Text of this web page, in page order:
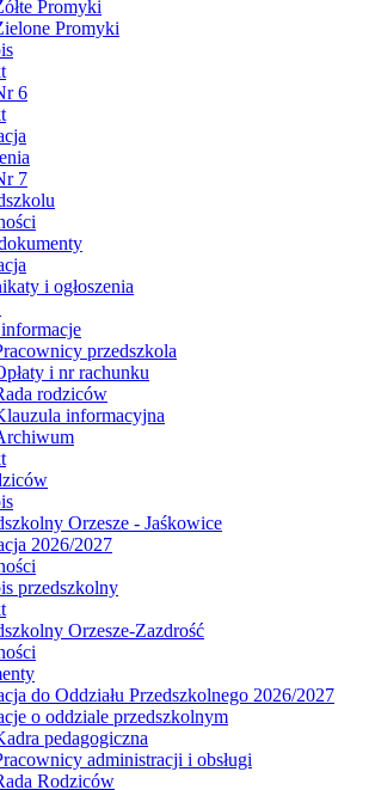
Promyki
Promyki
6
7
i ogłoszenia
przedszkola
i nr rachunku
rodziców
informacyjna
Orzesze - Jaśkowice
2026/2027
przedszkolny
Orzesze-Zazdrość
do Oddziału Przedszkolnego 2026/2027
o oddziale przedszkolnym
pedagogiczna
administracji i obsługi
Rodziców